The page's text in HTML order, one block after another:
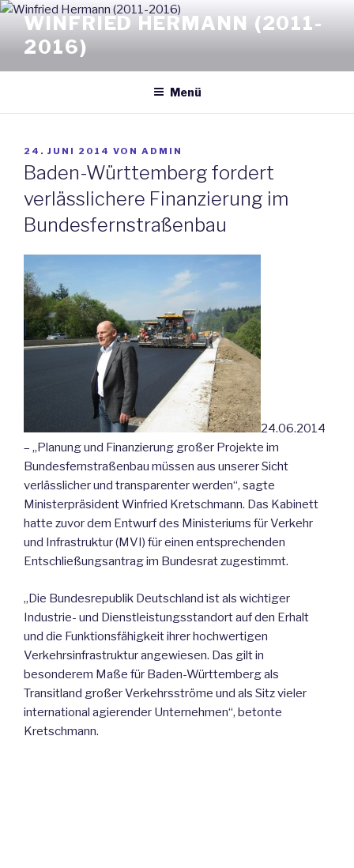
Zum
Inhalt
springen
WINFRIED HERMANN (2011-
2016)
Menü
VERÖFFENTLICHT
AM
24. JUNI 2014 VON ADMIN
Baden-Württemberg fordert
verlässlichere Finanzierung im
Bundesfernstraßenbau
24.06.2014
– „Planung und Finanzierung großer Projekte im
Bundesfernstraßenbau müssen aus unserer Sicht
verlässlicher und transparenter werden“, sagte
Ministerpräsident Winfried Kretschmann. Das Kabinett
hatte zuvor dem Entwurf des Ministeriums für Verkehr
und Infrastruktur (MVI) für einen entsprechenden
Entschließungsantrag im Bundesrat zugestimmt.
„Die Bundesrepublik Deutschland ist als wichtiger
Industrie- und Dienstleistungsstandort auf den Erhalt
und die Funktionsfähigkeit ihrer hochwertigen
Verkehrsinfrastruktur angewiesen. Das gilt in
besonderem Maße für Baden-Württemberg als
Transitland großer Verkehrsströme und als Sitz vieler
international agierender Unternehmen“, betonte
Kretschmann.